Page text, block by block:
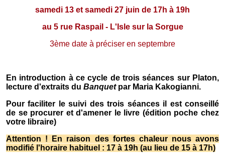
samedi 13 et samedi 27 juin de 17h à 19h
au 5 rue Raspail - L'Isle sur la Sorgue
3ème date à préciser en septembre
En introduction à ce cycle de trois séances sur Platon,
lecture d'extraits du Banquet par Maria Kakogianni.
Pour faciliter le suivi des trois séances il est conseillé
de se procurer et d'amener le livre (édition poche chez
votre libraire)
Attention ! En raison des fortes chaleur nous avons
modifié l'horaire habituel : 17 à 19h (au lieu de 15 à 17h)